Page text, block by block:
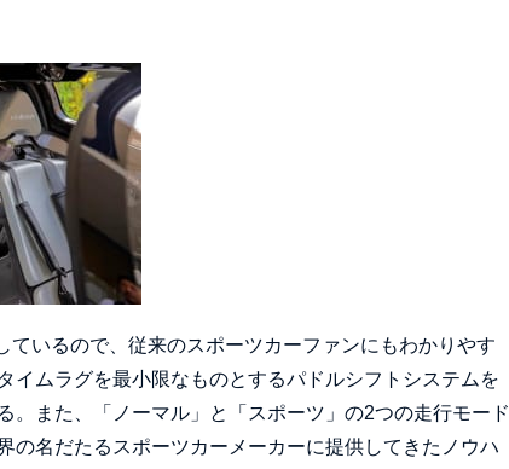
いるので、従来のスポーツカーファンにもわかりやす
イムラグを最小限なものとするパドルシフトシステムを
また、「ノーマル」と「スポーツ」の2つの走行モード
の名だたるスポーツカーメーカーに提供してきたノウハ